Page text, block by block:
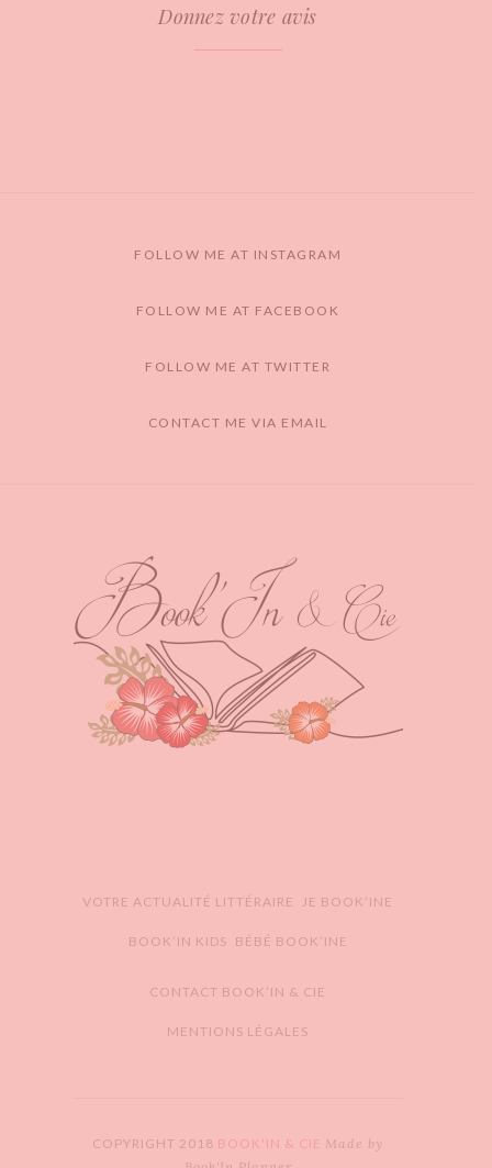
Donnez votre avis
FOLLOW ME AT INSTAGRAM
FOLLOW ME AT FACEBOOK
FOLLOW ME AT TWITTER
CONTACT ME VIA EMAIL
VOTRE ACTUALITÉ LITTÉRAIRE JE BOOK’INE
BOOK’IN KIDS BÉBÉ BOOK’INE
CONTACT BOOK’IN & CIE
MENTIONS LÉGALES
COPYRIGHT 2018 BOOK'IN & CIE Made by